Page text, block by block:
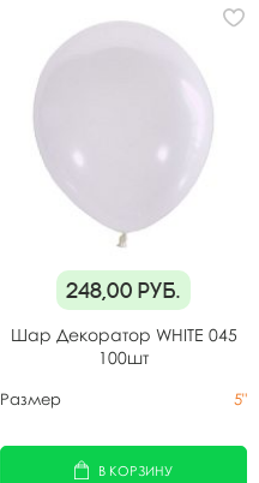
248,00 руб.
Шар Декоратор WHITE 045
100шт
Размер 5"
В КОРЗИНУ